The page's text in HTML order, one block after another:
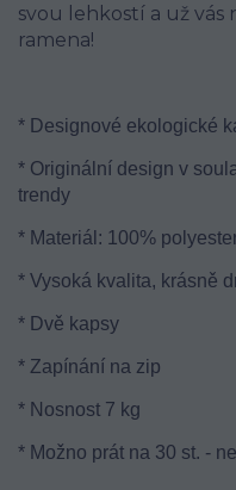
svou lehkostí a už vás
ramena!
* Designové ekologické
* Originální design v
trendy
* Materiál: 100%
* Vysoká kvalita, krásně
* Dvě kapsy
* Zapínání na zip
* Nosnost 7 kg
* Možno prát na 30 st. -